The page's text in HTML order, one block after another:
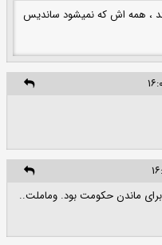
، همه اش كه نميشود سانديس
ماندن حکومت بود. وماملت..